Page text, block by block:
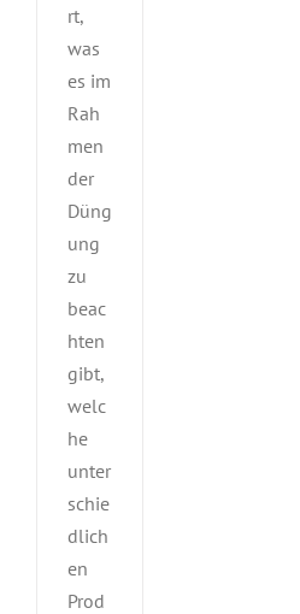
rt,
was
es im
Rah
men
der
Düng
ung
zu
beac
hten
gibt,
welc
he
unter
schie
dlich
en
Prod